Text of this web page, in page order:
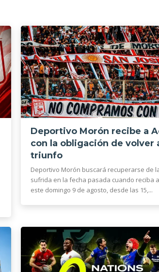
Deportivo Morón recibe a
con la obligación de volver
triunfo
Deportivo Morón buscará recuperarse de
sufrida en la fecha pasada cuando reciba
este domingo 9 de agosto, desde las 15,...